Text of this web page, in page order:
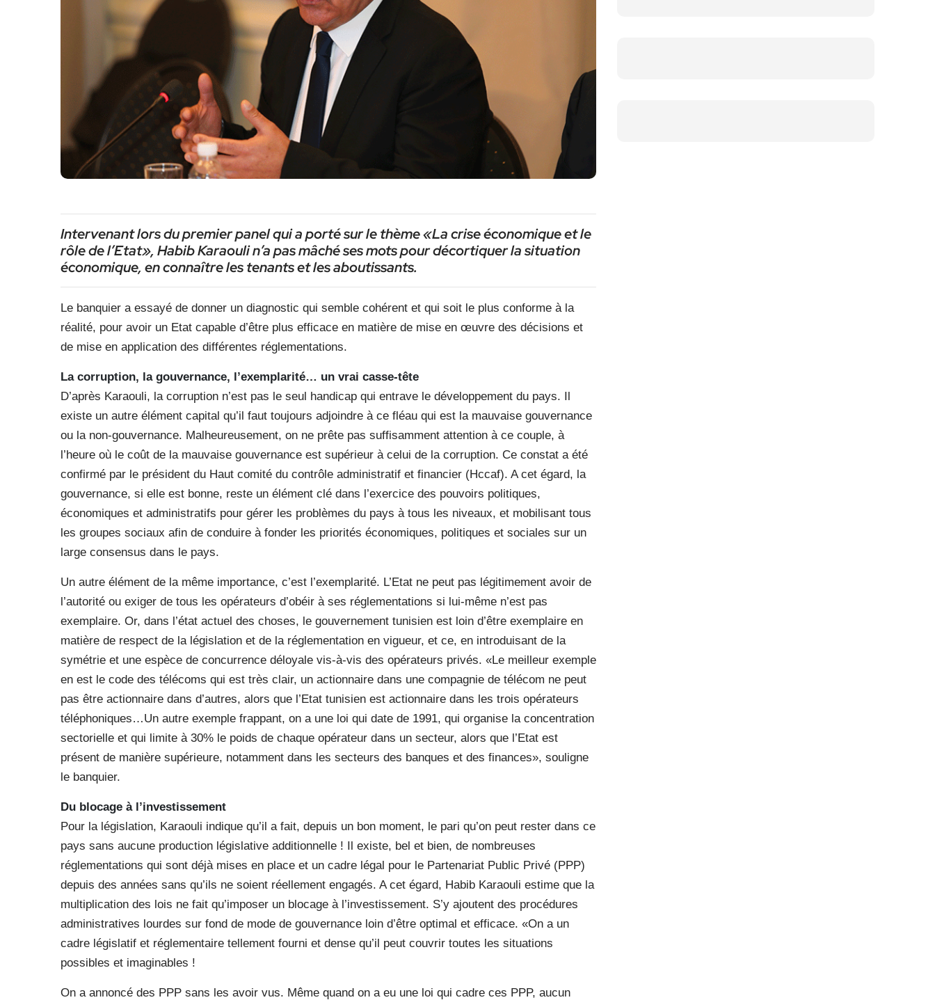
Intervenant lors du premier panel qui a porté sur le thème «La crise économique et le
rôle de l’Etat», Habib Karaouli n’a pas mâché ses mots pour décortiquer la situation
économique, en connaître les tenants et les aboutissants.
Le banquier a essayé de donner un diagnostic qui semble cohérent et qui soit le plus conforme à la
réalité, pour avoir un Etat capable d’être plus efficace en matière de mise en œuvre des décisions et
de mise en application des différentes réglementations.
La corruption, la gouvernance, l’exemplarité… un vrai casse-tête
D’après Karaouli, la corruption n’est pas le seul handicap qui entrave le développement du pays. Il
existe un autre élément capital qu’il faut toujours adjoindre à ce fléau qui est la mauvaise gouvernance
ou la non-gouvernance. Malheureusement, on ne prête pas suffisamment attention à ce couple, à
l’heure où le coût de la mauvaise gouvernance est supérieur à celui de la corruption. Ce constat a été
confirmé par le président du Haut comité du contrôle administratif et financier (Hccaf). A cet égard, la
gouvernance, si elle est bonne, reste un élément clé dans l’exercice des pouvoirs politiques,
économiques et administratifs pour gérer les problèmes du pays à tous les niveaux, et mobilisant tous
les groupes sociaux afin de conduire à fonder les priorités économiques, politiques et sociales sur un
large consensus dans le pays.
Un autre élément de la même importance, c’est l’exemplarité. L’Etat ne peut pas légitimement avoir de
l’autorité ou exiger de tous les opérateurs d’obéir à ses réglementations si lui-même n’est pas
exemplaire. Or, dans l’état actuel des choses, le gouvernement tunisien est loin d’être exemplaire en
matière de respect de la législation et de la réglementation en vigueur, et ce, en introduisant de la
symétrie et une espèce de concurrence déloyale vis-à-vis des opérateurs privés. «Le meilleur exemple
en est le code des télécoms qui est très clair, un actionnaire dans une compagnie de télécom ne peut
pas être actionnaire dans d’autres, alors que l’Etat tunisien est actionnaire dans les trois opérateurs
téléphoniques…Un autre exemple frappant, on a une loi qui date de 1991, qui organise la concentration
sectorielle et qui limite à 30% le poids de chaque opérateur dans un secteur, alors que l’Etat est
présent de manière supérieure, notamment dans les secteurs des banques et des finances», souligne
le banquier.
Du blocage à l’investissement
Pour la législation, Karaouli indique qu’il a fait, depuis un bon moment, le pari qu’on peut rester dans ce
pays sans aucune production législative additionnelle ! Il existe, bel et bien, de nombreuses
réglementations qui sont déjà mises en place et un cadre légal pour le Partenariat Public Privé (PPP)
depuis des années sans qu’ils ne soient réellement engagés. A cet égard, Habib Karaouli estime que la
multiplication des lois ne fait qu’imposer un blocage à l’investissement. S’y ajoutent des procédures
administratives lourdes sur fond de mode de gouvernance loin d’être optimal et efficace. «On a un
cadre législatif et réglementaire tellement fourni et dense qu’il peut couvrir toutes les situations
possibles et imaginables !
On a annoncé des PPP sans les avoir vus. Même quand on a eu une loi qui cadre ces PPP, aucun